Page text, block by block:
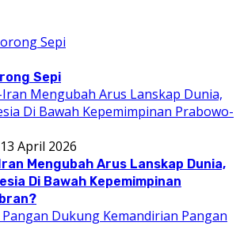
Sepi
13 April 2026
Mengubah Arus Lanskap Dunia,
Di Bawah Kepemimpinan